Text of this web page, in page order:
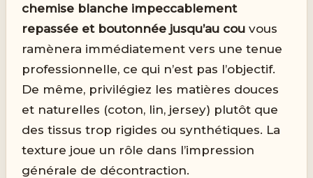
chemise blanche impeccablement
repassée et boutonnée jusqu’au cou vous
ramènera immédiatement vers une tenue
professionnelle, ce qui n’est pas l’objectif.
De même, privilégiez les matières douces
et naturelles (coton, lin, jersey) plutôt que
des tissus trop rigides ou synthétiques. La
texture joue un rôle dans l’impression
générale de décontraction.